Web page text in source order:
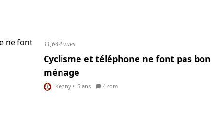
11,644 vues
Cyclisme et téléphone ne font pas bon
ménage
Kenny • 5 ans 4 com